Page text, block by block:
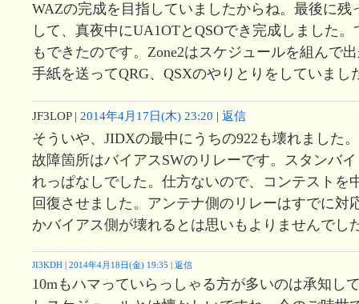
WAZの完成を目指していましたからね。最後に残
して、真夜中にUA1OTとQSOでき完成しました
もできたのです。Zone2はスケジュールを組んで
手紙を送ってQRG、QSXのやりとりをしていまし
JF3LOP| 2014年4月17日(木) 23:20 | 返信
そういや、JIDXの最中にうちの922も壊れました。
故障箇所はバイアスSWのリレーです。スタンバ
れっぱなしでした。仕方ないので、コンテストを
回復させました。アンテナ側のリレーはすでに対
かバイアス側が壊れるとは思いもよりませんでし
JI3KDH | 2014年4月18日(金) 19:35 | 返信
10mもハマっていらっしゃる方が多いのは承知